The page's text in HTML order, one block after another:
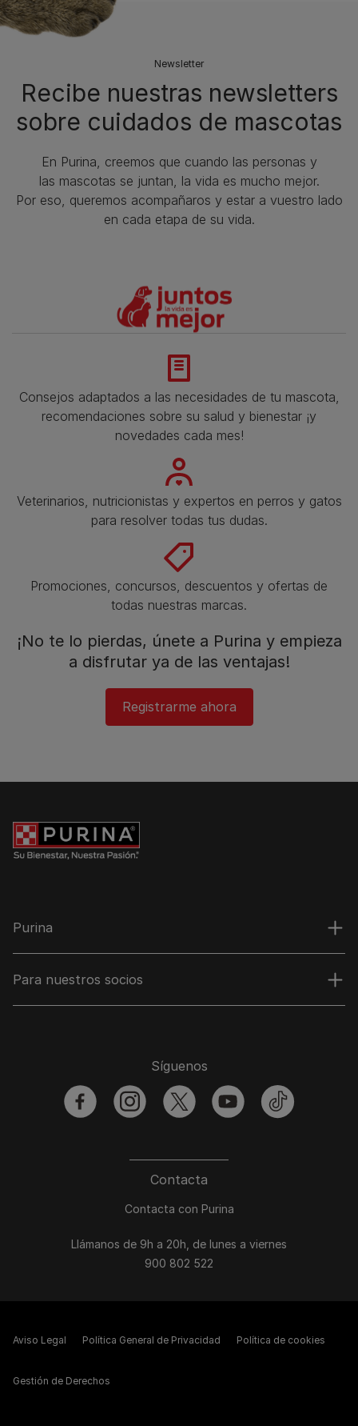
Newsletter
Recibe nuestras newsletters
sobre cuidados de mascotas​
En Purina, creemos que cuando las personas y
las mascotas se juntan, la vida es mucho mejor.
Por eso, queremos acompañaros y estar a vuestro lado
en cada etapa de su vida.​
Consejos adaptados a las necesidades de tu mascota,
recomendaciones sobre su salud y bienestar ¡y
novedades cada mes!
Veterinarios, nutricionistas y expertos en perros y gatos
para resolver todas tus dudas.​
Promociones, concursos, descuentos y ofertas de
todas nuestras marcas.​
¡No te lo pierdas, únete a Purina y empieza
a disfrutar ya de las ventajas!​
Registrarme ahora​
Purina
Para nuestros socios
Contacta
Contacta con Purina
Llámanos de 9h a 20h, de lunes a viernes
900 802 522
Síguenos
facebookinstagramtwitter youtubetiktok
Aviso Legal Política General de Privacidad Política de cookies
Gestión de Derechos